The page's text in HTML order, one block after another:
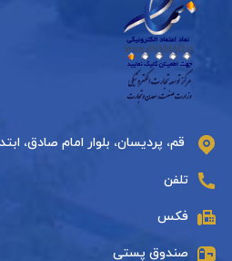
قم، پردیسان، بلوار امام صادق،
تلفن
فکس
صندوق پستی